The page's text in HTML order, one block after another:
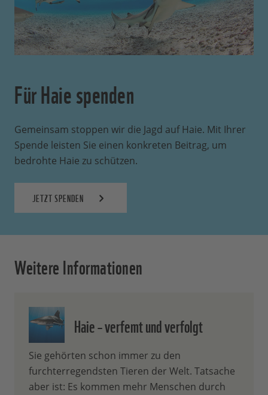
Für Haie spenden
Gemeinsam stoppen wir die Jagd auf Haie. Mit Ihrer
Spende leisten Sie einen konkreten Beitrag, um
bedrohte Haie zu schützen.
JETZT SPENDEN
Weitere Informationen
Haie – verfemt und verfolgt
Sie gehörten schon immer zu den
furchterregendsten Tieren der Welt. Tatsache
aber ist: Es kommen mehr Menschen durch